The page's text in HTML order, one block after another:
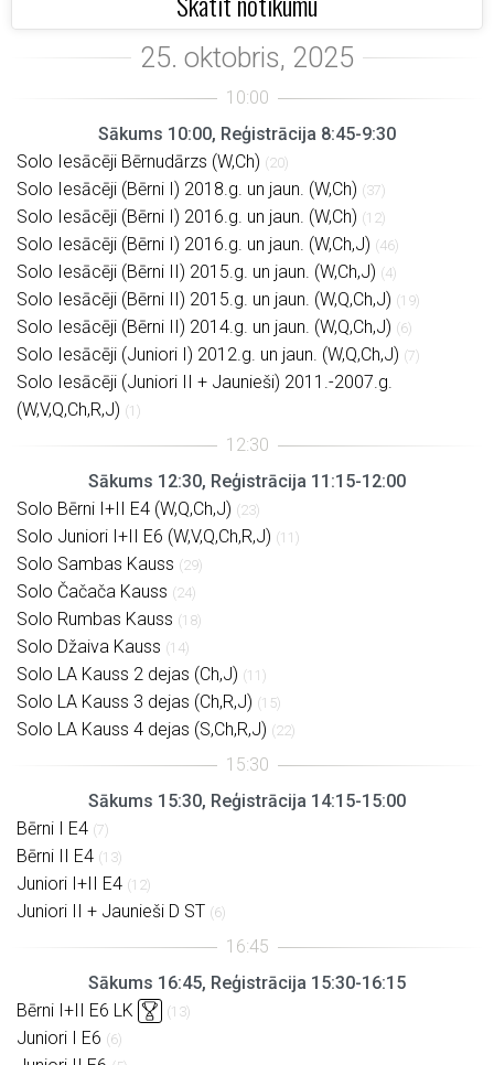
Sākums 10:00, Reģistrācija 8:45-9:30
Solo Iesācēji Bērnudārzs (W,Ch) (20)
Solo Iesācēji (Bērni I) 2018.g. un jaun. (W,Ch) (37)
Solo Iesācēji (Bērni I) 2016.g. un jaun. (W,Ch) (12)
Solo Iesācēji (Bērni I) 2016.g. un jaun. (W,Ch,J) (46)
Solo Iesācēji (Bērni II) 2015.g. un jaun. (W,Ch,J) (4)
Solo Iesācēji (Bērni II) 2015.g. un jaun. (W,Q,Ch,J) (19)
Solo Iesācēji (Bērni II) 2014.g. un jaun. (W,Q,Ch,J) (6)
Solo Iesācēji (Juniori I) 2012.g. un jaun. (W,Q,Ch,J) (7)
Solo Iesācēji (Juniori II + Jaunieši) 2011.-2007.g.
(W,V,Q,Ch,R,J) (1)
Sākums 12:30, Reģistrācija 11:15-12:00
Solo Bērni I+II E4 (W,Q,Ch,J) (23)
Solo Juniori I+II E6 (W,V,Q,Ch,R,J) (11)
Solo Sambas Kauss (29)
Solo Čačača Kauss (24)
Solo Rumbas Kauss (18)
Solo Džaiva Kauss (14)
Solo LA Kauss 2 dejas (Ch,J) (11)
Solo LA Kauss 3 dejas (Ch,R,J) (15)
Solo LA Kauss 4 dejas (S,Ch,R,J) (22)
Sākums 15:30, Reģistrācija 14:15-15:00
Bērni I E4 (7)
Bērni II E4 (13)
Juniori I+II E4 (12)
Juniori II + Jaunieši D ST (6)
Sākums 16:45, Reģistrācija 15:30-16:15
Bērni I+II E6 LK
(13)
Juniori I E6 (6)